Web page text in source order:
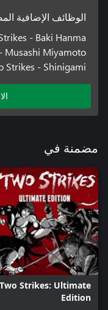
الوظائف الإضافية
- Baki Hanma
Musashi Miyamoto
Strikes - Shinigami
مضمنة في
Two Strikes: Ultimate
Edition